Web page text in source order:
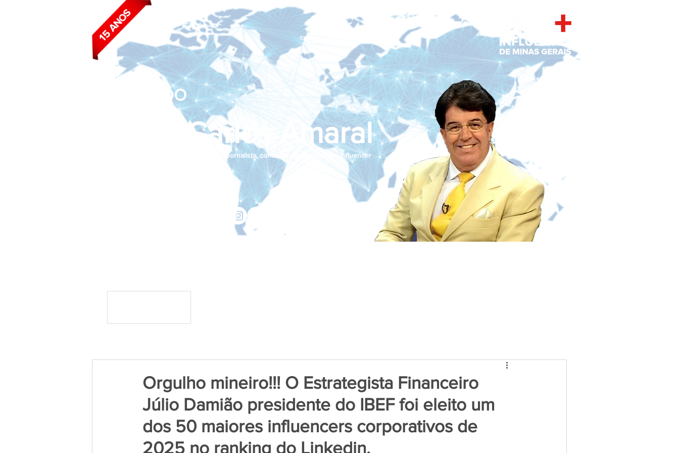
João Carlos Amaral
BLOG DO
Jornalista, consultor de empresas e influencer
Orgulho mineiro!!! O Estrategista Financeiro
Júlio Damião presidente do IBEF foi eleito um
dos 50 maiores influencers corporativos de
2025 no ranking do Linkedin.